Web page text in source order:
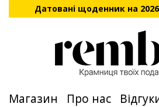
Датовані щоденник на 2026
Магазин Про нас